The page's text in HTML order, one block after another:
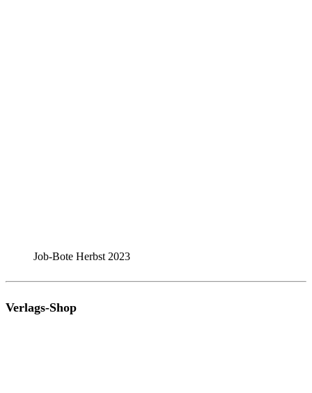
Job-Bote Herbst 2023
Verlags-Shop